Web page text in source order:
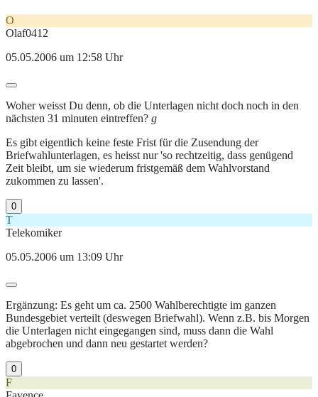
O
Olaf0412
05.05.2006 um 12:58 Uhr
Woher weisst Du denn, ob die Unterlagen nicht doch noch in den
nächsten 31 minuten eintreffen? g
Es gibt eigentlich keine feste Frist für die Zusendung der
Briefwahlunterlagen, es heisst nur 'so rechtzeitig, dass genügend
Zeit bleibt, um sie wiederum fristgemäß dem Wahlvorstand
zukommen zu lassen'.
0
T
Telekomiker
05.05.2006 um 13:09 Uhr
Ergänzung: Es geht um ca. 2500 Wahlberechtigte im ganzen
Bundesgebiet verteilt (deswegen Briefwahl). Wenn z.B. bis Morgen
die Unterlagen nicht eingegangen sind, muss dann die Wahl
abgebrochen und dann neu gestartet werden?
0
F